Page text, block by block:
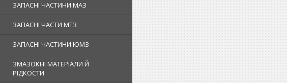
ЗАПАСНІ ЧАСТИНИ МАЗ
ЗАПАСНІ ЧАСТИ МТЗ
ЗАПАСНІ ЧАСТИНИ ЮМЗ
ЗМАЗОКНІ МАТЕРІАЛИ Й
РІДКОСТИ